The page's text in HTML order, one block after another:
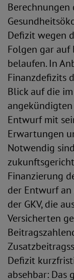
Defizit wegen
Folgen gar auf
belaufen. In
Finanzdefizits
Blick auf die
Entwurf mit
Erwartungen
Notwendig
Finanzierung
der Entwurf
der GKV, die
Versicherten
Defizit
absehbar: Das